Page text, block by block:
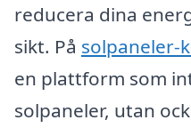
reducera dina
sikt. På solpaneler-
en plattform som
solpaneler, utan